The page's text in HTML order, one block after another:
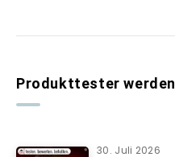
Produkttester werden
30. Juli 2026